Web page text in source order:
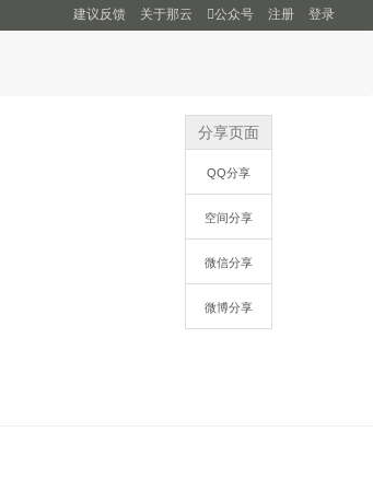
建议反馈 关于那云 公众号 注册 登录
分享页面
QQ分享
空间分享
微信分享
微博分享